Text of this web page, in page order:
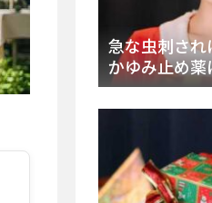
急な虫刺さ
かゆみ止め
ン・ファミ
まとめ